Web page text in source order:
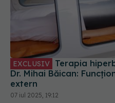
EXCLUSIV Terapia hiperbară: cine o poate face.
Dr. Mihai Băican:
extern
07 iul 2025, 19:12